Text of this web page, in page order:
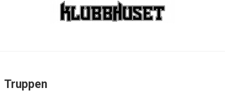
DOKUMENT
Truppen